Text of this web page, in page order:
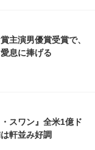
主演男優賞受賞で、
息に捧げる
スワン』全米1億ド
軒並み好調